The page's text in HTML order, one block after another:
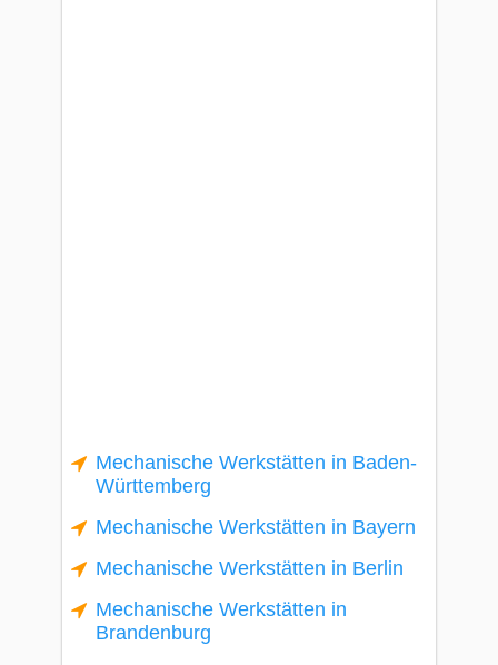
Mechanische Werkstätten in Baden-
Württemberg
Mechanische Werkstätten in Bayern
Mechanische Werkstätten in Berlin
Mechanische Werkstätten in
Brandenburg